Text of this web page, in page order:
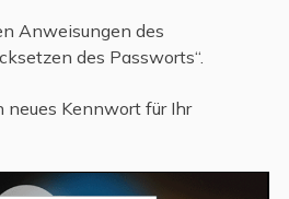
Anweisungen des
des Passworts“.
neues Kennwort für Ihr